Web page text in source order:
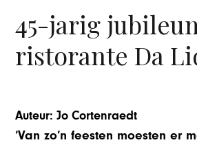
45-jarig
ristorante Da
Auteur: Jo Cortenraedt
‘Van zo’n feesten moesten er